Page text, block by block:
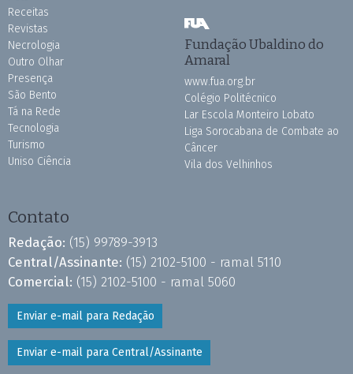
Receitas
Revistas
Necrologia
Outro Olhar
Presença
São Bento
Tá na Rede
Tecnologia
Turismo
Uniso Ciência
Fundação Ubaldino do
Amaral
www.fua.org.br
Colégio Politécnico
Lar Escola Monteiro Lobato
Liga Sorocabana de Combate ao
Câncer
Vila dos Velhinhos
Contato
Redação: (15) 99789-3913
Central/Assinante: (15) 2102-5100 - ramal 5110
Comercial: (15) 2102-5100 - ramal 5060
Enviar e-mail para Redação
Enviar e-mail para Central/Assinante